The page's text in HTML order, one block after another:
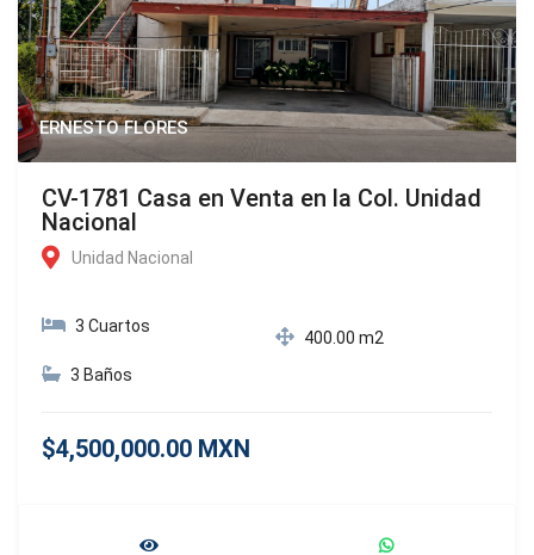
ERNESTO FLORES
CV-1781 Casa en Venta en la Col. Unidad
Nacional
Unidad Nacional
3 Cuartos
3 Baños
400.00 m2
$4,500,000.00 MXN